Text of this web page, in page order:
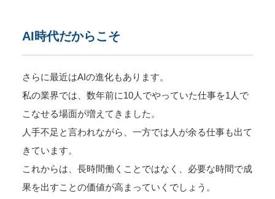
AI時代だからこそ
さらに最近はAIの進化もあります。
私の業界では、数年前に10人でやっていた仕事を1人で
こなせる場面が増えてきました。
人手不足と言われながら、一方では人が余る仕事も出て
きています。
これからは、長時間働くことではなく、必要な時間で成
果を出すことの価値が高まっていくでしょう。